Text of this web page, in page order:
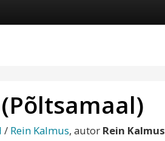
/ Rein Kalmus, autor Rein Kalmus